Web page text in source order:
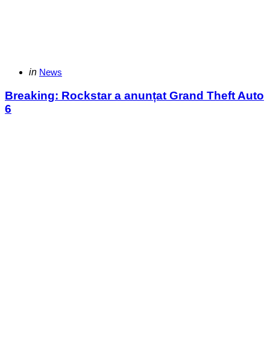
Categories
Posted
in News
Breaking: Rockstar a anunțat Grand Theft Auto
6